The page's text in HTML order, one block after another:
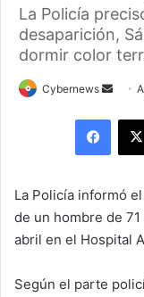
La Policía
desaparición,
dormir color
Cybernews
Send
email
La Policía informó
de un hombre de
abril en el Hospital
Según el parte